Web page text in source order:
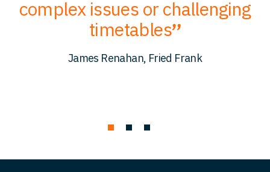
complex issues or challenging
timetables
James Renahan, Fried Frank